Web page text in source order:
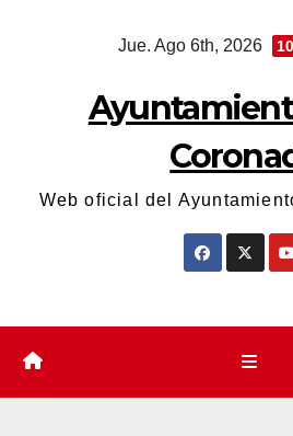
Jue. Ago 6th, 2026
Web oficial del